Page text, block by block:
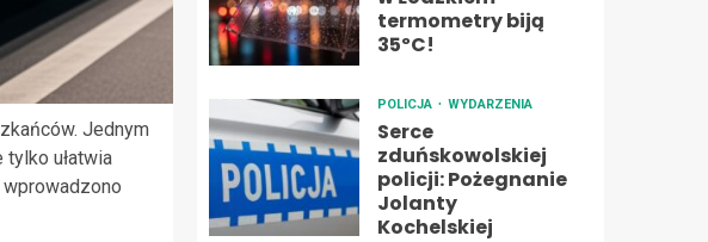
Jednym
ułatwia
termometry biją
35ºC!
POLICJA WYDARZENIA
Serce
zduńskowolskiej
policji: Pożegnanie
Jolanty
Kochelskiej